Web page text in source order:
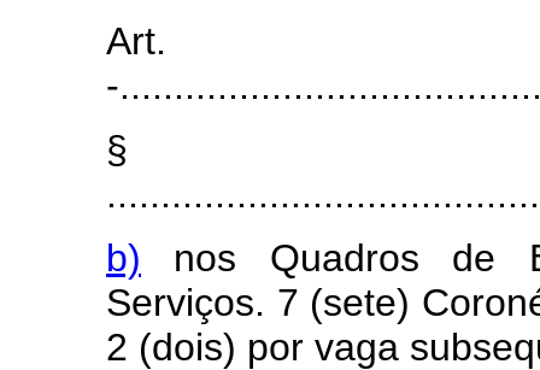
-
§
b) nos Quadros de
Serviços. 7 (sete)
2 (dois) por vaga